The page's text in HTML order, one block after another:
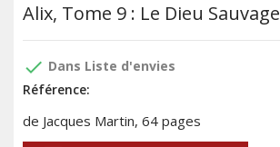
Alix, Tome 9 : Le Dieu Sauvage
done Dans Liste d'envies
Référence:
de Jacques Martin, 64 pages